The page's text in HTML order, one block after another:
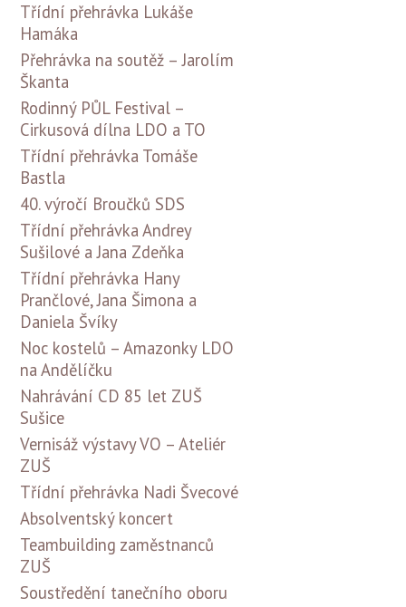
Třídní přehrávka Lukáše
Hamáka
Přehrávka na soutěž – Jarolím
Škanta
Rodinný PŮL Festival –
Cirkusová dílna LDO a TO
Třídní přehrávka Tomáše
Bastla
40. výročí Broučků SDS
Třídní přehrávka Andrey
Sušilové a Jana Zdeňka
Třídní přehrávka Hany
Prančlové, Jana Šimona a
Daniela Švíky
Noc kostelů – Amazonky LDO
na Andělíčku
Nahrávání CD 85 let ZUŠ
Sušice
Vernisáž výstavy VO – Ateliér
ZUŠ
Třídní přehrávka Nadi Švecové
Absolventský koncert
Teambuilding zaměstnanců
ZUŠ
Soustředění tanečního oboru